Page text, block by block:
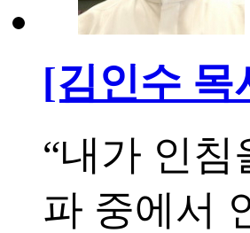
[김인수 목
“내가 인
파 중에서